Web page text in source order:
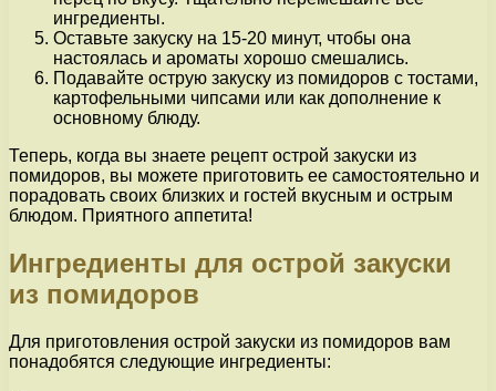
ингредиенты.
Оставьте закуску на 15-20 минут, чтобы она
настоялась и ароматы хорошо смешались.
Подавайте острую закуску из помидоров с тостами,
картофельными чипсами или как дополнение к
основному блюду.
Теперь, когда вы знаете рецепт острой закуски из
помидоров, вы можете приготовить ее самостоятельно и
порадовать своих близких и гостей вкусным и острым
блюдом. Приятного аппетита!
Ингредиенты для острой закуски
из помидоров
Для приготовления острой закуски из помидоров вам
понадобятся следующие ингредиенты: